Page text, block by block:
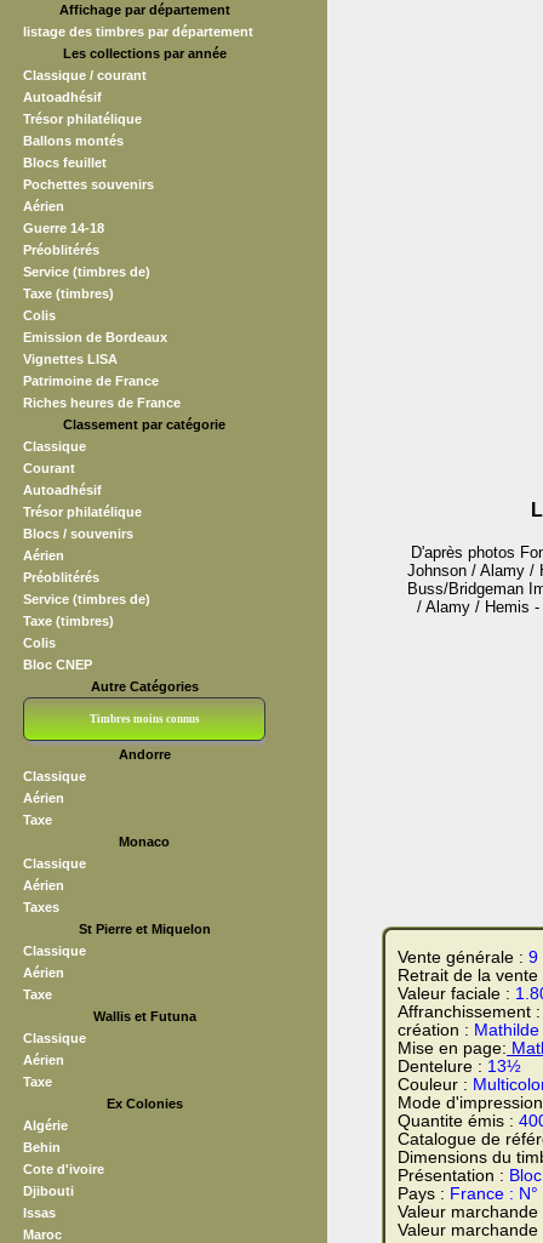
Affichage par département
listage des timbres par département
Les collections par année
Classique / courant
Autoadhésif
Trésor philatélique
Ballons montés
Blocs feuillet
Pochettes souvenirs
Aérien
Guerre 14-18
Préoblitérés
Service (timbres de)
Taxe (timbres)
Colis
Emission de Bordeaux
Vignettes LISA
Patrimoine de France
Riches heures de France
Classement par catégorie
Classique
Courant
Autoadhésif
Trésor philatélique
Blocs / souvenirs
Aérien
Préoblitérés
Service (timbres de)
Taxe (timbres)
Colis
Bloc CNEP
Autre Catégories
Timbres moins connus
Andorre
Classique
Aérien
Taxe
Monaco
Classique
Aérien
Taxes
St Pierre et Miquelon
Classique
Aérien
Taxe
Wallis et Futuna
Classique
Aérien
Taxe
Ex Colonies
Algérie
Behin
Cote d'ivoire
Djibouti
Issas
Maroc
D'après photos
Johnson / Alamy /
Buss/Bridgeman
/ Alamy / Hemis
Vente générale : 9
Retrait de la
Valeur faciale :
Affranchissement
création :
Mise en page:
Dentelure : 13½
Couleur :
Mode
Quantite émis :
Catalogue de
Dimensions du
Présentation :
Pays : France :
Valeur
Valeur